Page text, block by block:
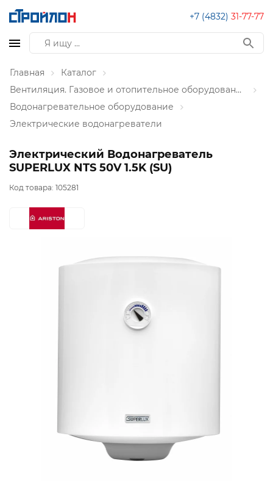
+7 (4832) 31-77-77
Главная
Каталог
Вентиляция. Газовое и отопительное оборудование
Водонагревательное оборудование
Электрические водонагреватели
Электрический Водонагреватель
SUPERLUX NTS 50V 1.5K (SU)
Код товара: 105281